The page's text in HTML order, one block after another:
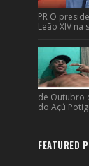
PR O
Leão XIV na
de Outubro
do Açú
FEATURED